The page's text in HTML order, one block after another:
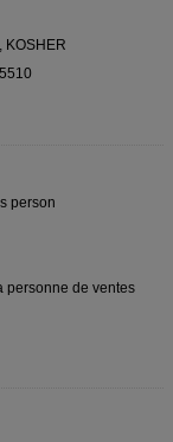
KOSHER
person
personne de ventes